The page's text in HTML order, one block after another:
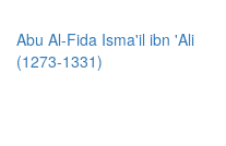
Abu Al-Fida Isma'il ibn 'Ali
(1273-1331)